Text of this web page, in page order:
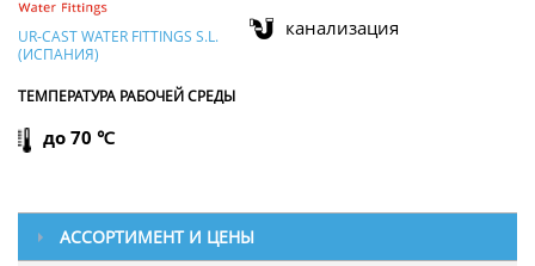
UR-CAST WATER FITTINGS S.L.
(ИСПАНИЯ)
канализация
ТЕМПЕРАТУРА РАБОЧЕЙ СРЕДЫ
до 70 ℃
АССОРТИМЕНТ И ЦЕНЫ